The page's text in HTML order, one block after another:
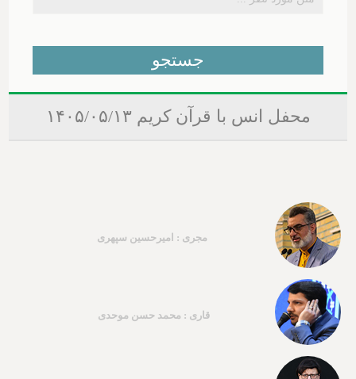
محفل انس با قرآن کریم ۱۴۰۵/۰۵/۱۳
مجری : امیرحسین سپهری
قاری : محمد حسن موحدی